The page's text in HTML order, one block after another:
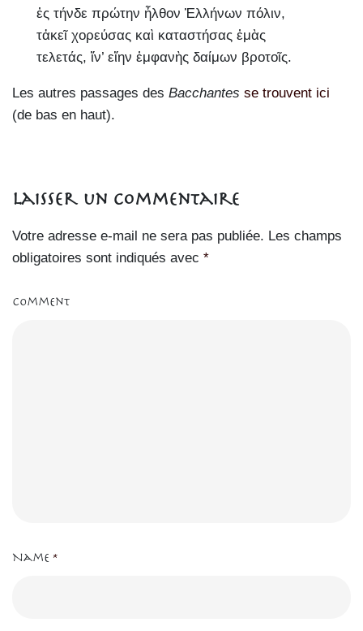
ἐς τήνδε πρώτην ἦλθον Ἑλλήνων πόλιν,
τἀκεῖ χορεύσας καὶ καταστήσας ἐμὰς
τελετάς, ἵν’ εἴην ἐμφανὴς δαίμων βροτοῖς.
Les autres passages des Bacchantes se trouvent ici
(de bas en haut).
Laisser un commentaire
Votre adresse e-mail ne sera pas publiée. Les champs
obligatoires sont indiqués avec *
Comment
Name *